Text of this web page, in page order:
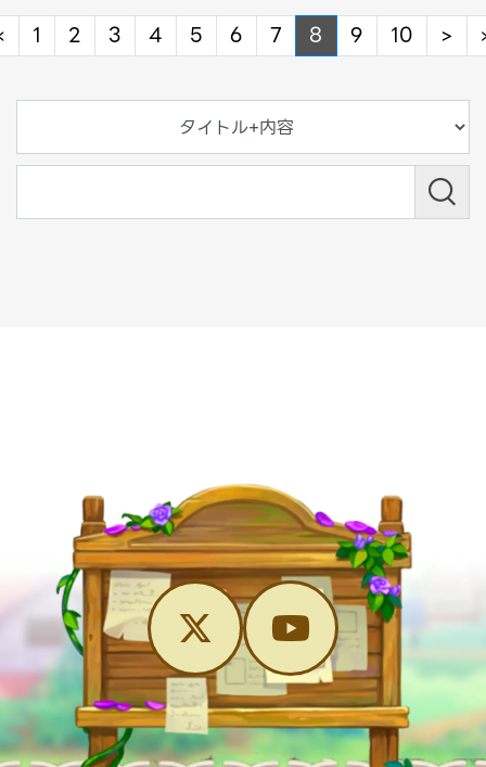
Previous
1 2 3 4 5 6 7 8 9 10 >